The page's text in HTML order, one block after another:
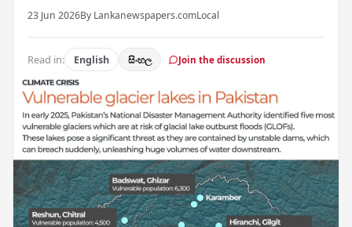
23 Jun 2026By Lankanewspapers.comLocal
Read in: English සිංහල Join the discussion